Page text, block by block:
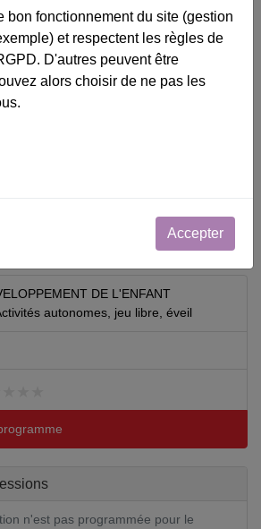
DE L'ENFANT
autonomes, jeu libre, éveil
n'est pas programmée pour le
bon fonctionnement du site (gestion
et respectent les règles de
D'autres peuvent être
alors choisir de ne pas les
Accepter